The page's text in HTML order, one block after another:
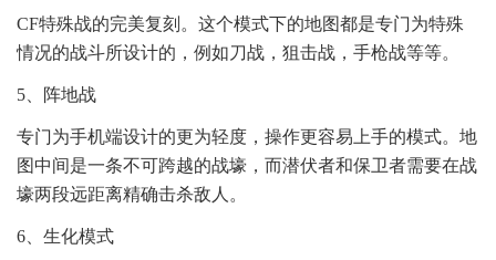
CF特殊战的完美复刻。这个模式下的地图都是专门为特殊
情况的战斗所设计的，例如刀战，狙击战，手枪战等等。
5、阵地战
专门为手机端设计的更为轻度，操作更容易上手的模式。地
图中间是一条不可跨越的战壕，而潜伏者和保卫者需要在战
壕两段远距离精确击杀敌人。
6、生化模式